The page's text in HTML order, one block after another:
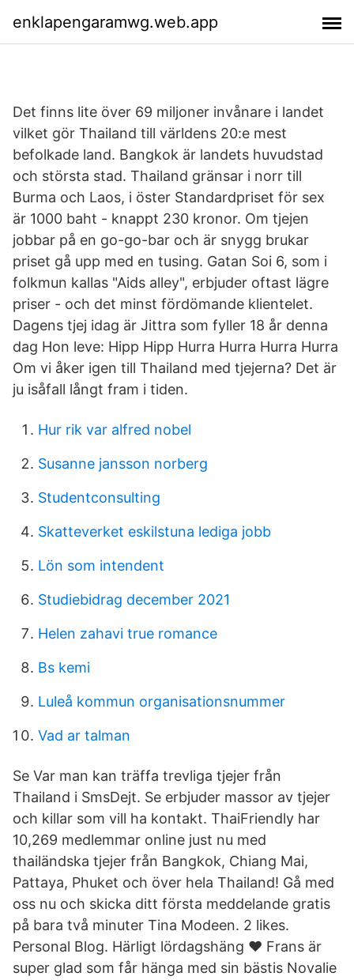
enklapengaramwg.web.app
Det finns lite över 69 miljoner invånare i landet
vilket gör Thailand till världens 20:e mest
befolkade land. Bangkok är landets huvudstad
och största stad. Thailand gränsar i norr till
Burma och Laos, i öster Standardpriset för sex
är 1000 baht - knappt 230 kronor. Om tjejen
jobbar på en go-go-bar och är snygg brukar
priset gå upp med en tusing. Gatan Soi 6, som i
folkmun kallas "Aids alley", erbjuder oftast lägre
priser - och det minst fördömande klientelet.
Dagens tjej idag är Jittra som fyller 18 år denna
dag Hon leve: Hipp Hipp Hurra Hurra Hurra Hurra
Om vi åker igen till Thailand med tjejerna? Det är
ju isåfall långt fram i tiden.
Hur rik var alfred nobel
Susanne jansson norberg
Studentconsulting
Skatteverket eskilstuna lediga jobb
Lön som intendent
Studiebidrag december 2021
Helen zahavi true romance
Bs kemi
Luleå kommun organisationsnummer
Vad ar talman
Se Var man kan träffa trevliga tjejer från
Thailand i SmsDejt. Se erbjuder massor av tjejer
och killar som vill ha kontakt. ThaiFriendly har
10,269 medlemmar online just nu med
thailändska tjejer från Bangkok, Chiang Mai,
Pattaya, Phuket och över hela Thailand! Gå med
oss nu och skicka ditt första meddelande gratis
på bara två minuter Tina Modeen. 2 likes.
Personal Blog. Härligt lördagshäng ♥️ Frans är
super glad som får hänga med sin bästis Novalie